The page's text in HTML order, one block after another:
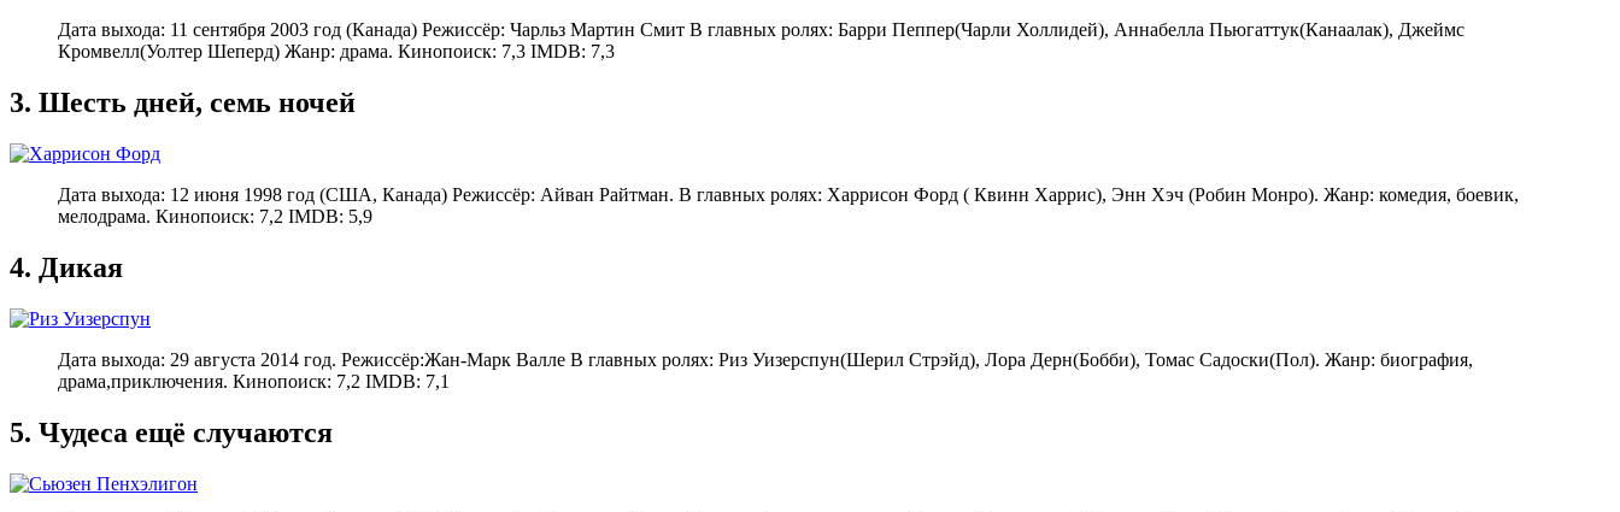
Дата выхода: 11 сентября 2003 год (Канада) Режиссёр: Чарльз Мартин Смит В главных ролях: Барри Пеппер(Чарли Холлидей), Аннабелла Пьюгаттук(Канаалак), Джеймс
Кромвелл(Уолтер Шеперд) Жанр: драма. Кинопоиск: 7,3 IMDB: 7,3
3. Шесть дней, семь ночей
Дата выхода: 12 июня 1998 год (США, Канада) Режиссёр: Айван Райтман. В главных ролях: Харрисон Форд ( Квинн Харрис), Энн Хэч (Робин Монро). Жанр: комедия, боевик,
мелодрама. Кинопоиск: 7,2 IMDB: 5,9
4. Дикая
Дата выхода: 29 августа 2014 год. Режиссёр:Жан-Марк Валле В главных ролях: Риз Уизерспун(Шерил Стрэйд), Лора Дерн(Бобби), Томас Садоски(Пол). Жанр: биография,
драма,приключения. Кинопоиск: 7,2 IMDB: 7,1
5. Чудеса ещё случаются